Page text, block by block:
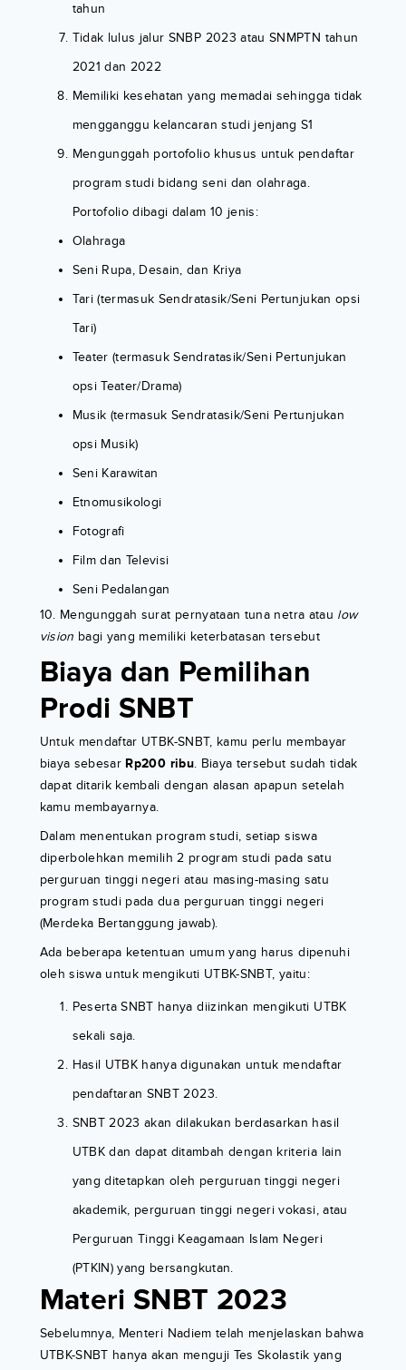
tahun
Tidak lulus jalur SNBP 2023 atau SNMPTN tahun
2021 dan 2022
Memiliki kesehatan yang memadai sehingga tidak
mengganggu kelancaran studi jenjang S1
Mengunggah portofolio khusus untuk pendaftar
program studi bidang seni dan olahraga.
Portofolio dibagi dalam 10 jenis:
Olahraga
Seni Rupa, Desain, dan Kriya
Tari (termasuk Sendratasik/Seni Pertunjukan opsi
Tari)
Teater (termasuk Sendratasik/Seni Pertunjukan
opsi Teater/Drama)
Musik (termasuk Sendratasik/Seni Pertunjukan
opsi Musik)
Seni Karawitan
Etnomusikologi
Fotografi
Film dan Televisi
Seni Pedalangan
10. Mengunggah surat pernyataan tuna netra atau low
vision bagi yang memiliki keterbatasan tersebut
Biaya dan Pemilihan
Prodi SNBT
Untuk mendaftar UTBK-SNBT, kamu perlu membayar
biaya sebesar Rp200 ribu. Biaya tersebut sudah tidak
dapat ditarik kembali dengan alasan apapun setelah
kamu membayarnya.
Dalam menentukan program studi, setiap siswa
diperbolehkan memilih 2 program studi pada satu
perguruan tinggi negeri atau masing-masing satu
program studi pada dua perguruan tinggi negeri
(Merdeka Bertanggung jawab).
Ada beberapa ketentuan umum yang harus dipenuhi
oleh siswa untuk mengikuti UTBK-SNBT, yaitu:
Peserta SNBT hanya diizinkan mengikuti UTBK
sekali saja.
Hasil UTBK hanya digunakan untuk mendaftar
pendaftaran SNBT 2023.
SNBT 2023 akan dilakukan berdasarkan hasil
UTBK dan dapat ditambah dengan kriteria lain
yang ditetapkan oleh perguruan tinggi negeri
akademik, perguruan tinggi negeri vokasi, atau
Perguruan Tinggi Keagamaan Islam Negeri
(PTKIN) yang bersangkutan.
Materi SNBT 2023
Sebelumnya, Menteri Nadiem telah menjelaskan bahwa
UTBK-SNBT hanya akan menguji Tes Skolastik yang